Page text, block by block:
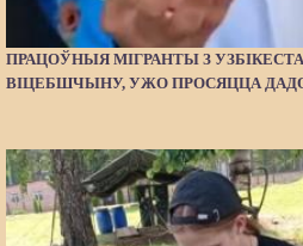
ПРАЦОЎНЫЯ МІГРАНТЫ З
ВІЦЕБШЧЫНУ, УЖО ПРОСЯЦЦА